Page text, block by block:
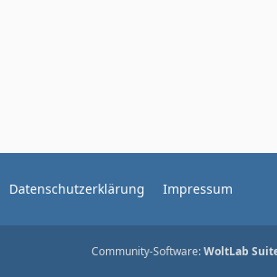
Datenschutzerklärung Impressum
Community-Software:WoltLab